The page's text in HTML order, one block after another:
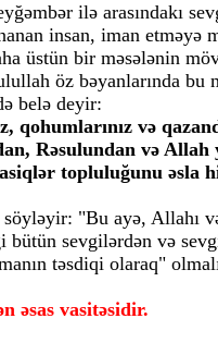
ilə arasındakı
insan, iman
üstün bir məsələnin
öz bəyanlarında
belə deyir:
və
Rəsulundan və
topluluğunu əsla
"Bu ayə, Allahı
bütün sevgilərdən və
təsdiqi olaraq"
əsas vasitəsidir.